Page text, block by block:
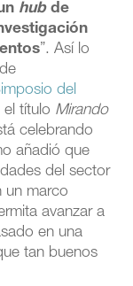
hubde
”. Así lo
del
título Mirando
celebrando
añadió que
del sector
un marco
avanzar a
en una
tan buenos